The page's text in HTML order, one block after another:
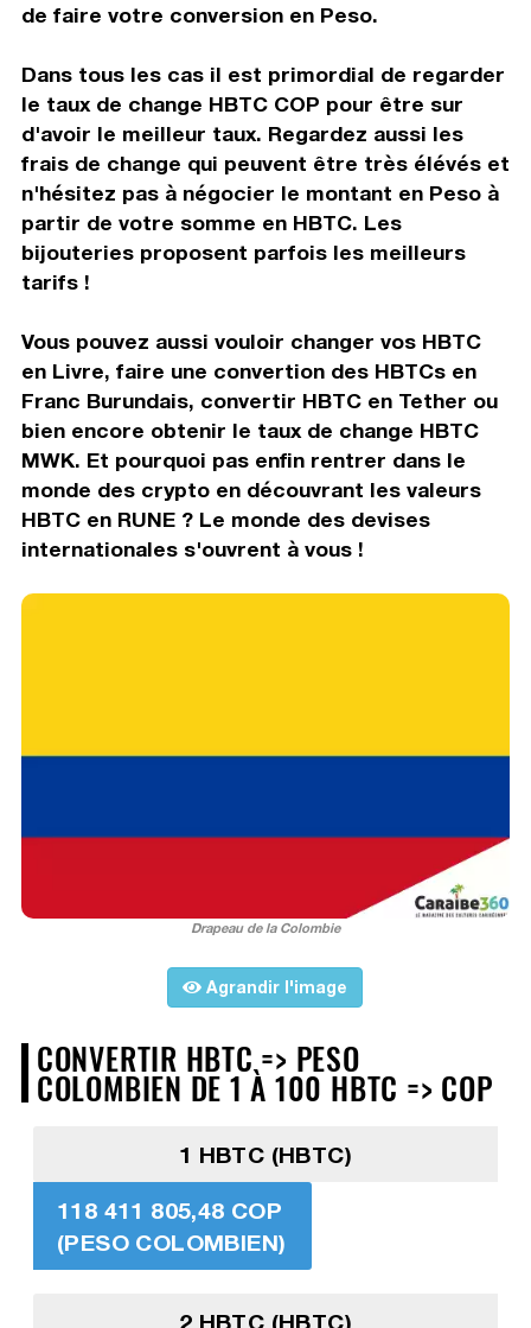
de faire votre conversion en Peso.
Dans tous les cas il est primordial de regarder
le taux de change HBTC COP pour être sur
d'avoir le meilleur taux. Regardez aussi les
frais de change qui peuvent être très élévés et
n'hésitez pas à négocier le montant en Peso à
partir de votre somme en HBTC. Les
bijouteries proposent parfois les meilleurs
tarifs !
Vous pouvez aussi vouloir changer vos HBTC
en Livre, faire une convertion des HBTCs en
Franc Burundais, convertir HBTC en Tether ou
bien encore obtenir le taux de change HBTC
MWK. Et pourquoi pas enfin rentrer dans le
monde des crypto en découvrant les valeurs
HBTC en RUNE ? Le monde des devises
internationales s'ouvrent à vous !
Drapeau de la Colombie
Agrandir l'image
CONVERTIR HBTC => PESO
COLOMBIEN DE 1 À 100 HBTC => COP
1 HBTC (HBTC)
118 411 805,48 COP
(PESO COLOMBIEN)
2 HBTC (HBTC)